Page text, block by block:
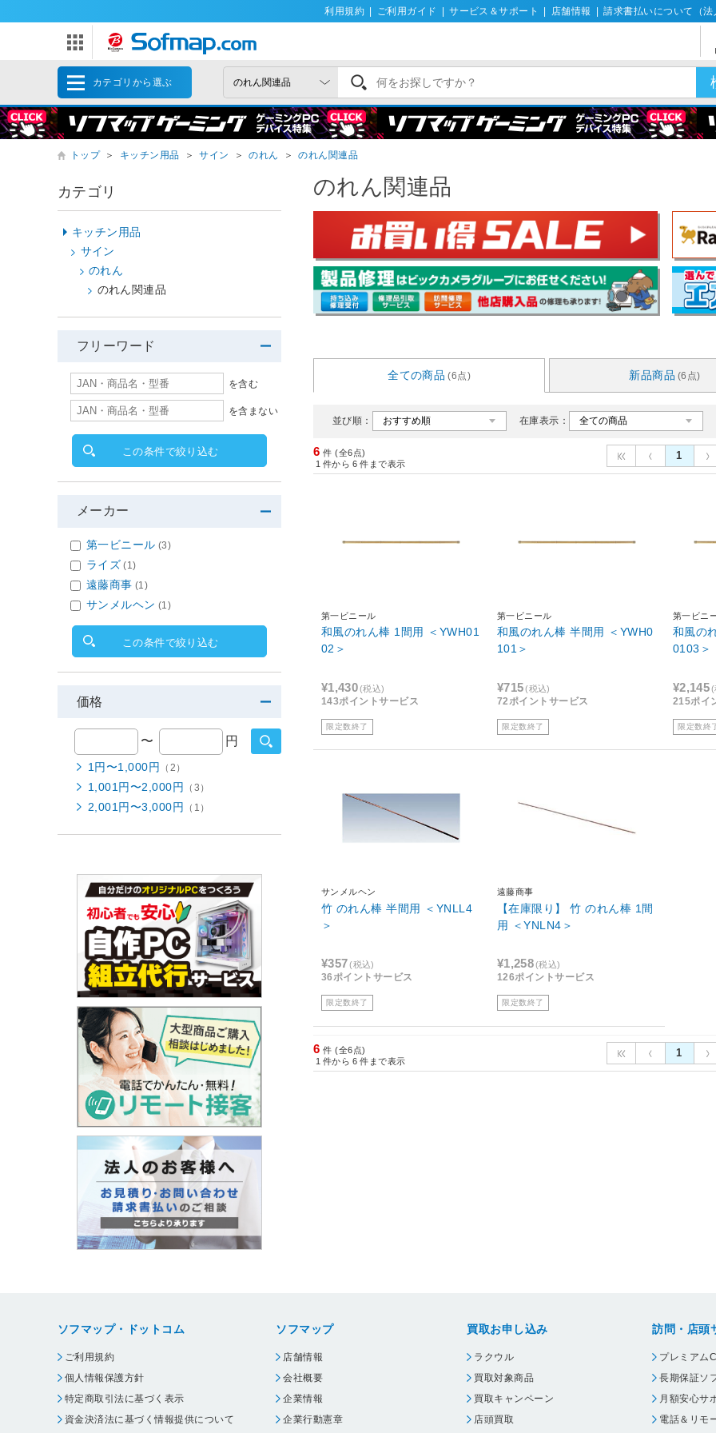
利用規約 ご利用ガイド サービス＆サポート 店舗情報 請求書払いについて（法
カテゴリから選ぶ
トップ ＞ キッチン用品 ＞ サイン ＞ のれん ＞ のれん関連品
のれん関連品
全ての商品 (6点) 新品商品 (6点)
並び順： 在庫表示：
6 件 (全6点)
1 件から 6 件まで表示
1
第一ビニール
和風のれん棒 1間用 ＜YWH01
02＞
¥1,430(税込)
143ポイントサービス
限定数終了
第一ビニール
和風のれん棒 半間用 ＜YWH0
101＞
¥715 (税込)
72ポイントサービス
限定数終了
第一ビニ
和風の
0103＞
¥2,145(
215ポイ
限定数終
サンメルヘン
竹 のれん棒 半間用 ＜YNLL4
＞
¥357 (税込)
36ポイントサービス
限定数終了
遠藤商事
【在庫限り】 竹 のれん棒 1間
用 ＜YNLN4＞
¥1,258(税込)
126ポイントサービス
限定数終了
6 件 (全6点)
1 件から 6 件まで表示
1
カテゴリ
キッチン用品
サイン
のれん
のれん関連品
フリーワード
を含む
を含まない
この条件で絞り込む
メーカー
第一ビニール (3)
ライズ (1)
遠藤商事 (1)
サンメルヘン (1)
この条件で絞り込む
価格
〜 円
1円〜1,000円 （2）
1,001円〜2,000円 （3）
2,001円〜3,000円 （1）
ソフマップ・ドットコム
ご利用規約
個人情報保護方針
特定商取引法に基づく表示
資金決済法に基づく情報提供について
ソフマップ
店舗情報
会社概要
企業情報
企業行動憲章
買取お申し込み
ラクウル
買取対象商品
買取キャンペーン
店頭買取
訪問・店頭
プレミアム
長期保証ソ
月額安心サ
電話＆リモ